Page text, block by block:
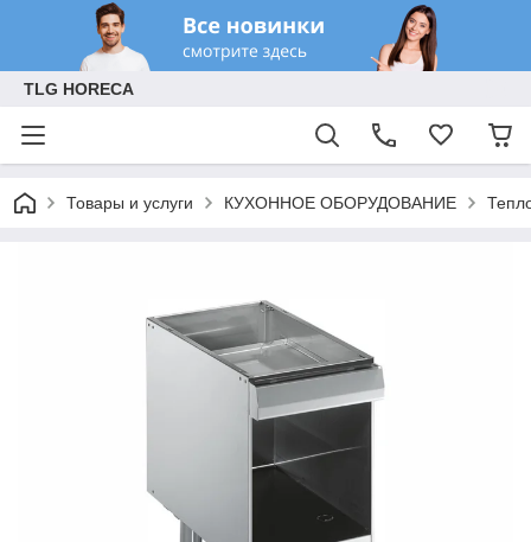
TLG HORECA
Товары и услуги КУХОННОЕ ОБОРУДОВАНИЕ